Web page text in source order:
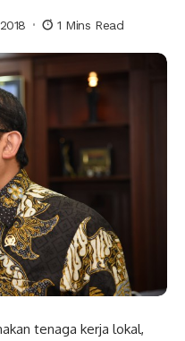
1 Mins Read
tenaga kerja lokal,